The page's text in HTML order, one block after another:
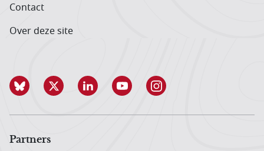
Contact
Over deze site
Partners